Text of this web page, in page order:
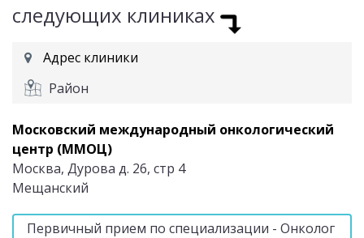
следующих клиниках
Адрес клиники
Район
Московский международный онкологический
центр (ММОЦ)
Москва, Дурова д. 26, стр 4
Мещанский
Первичный прием по специализации - Онколог